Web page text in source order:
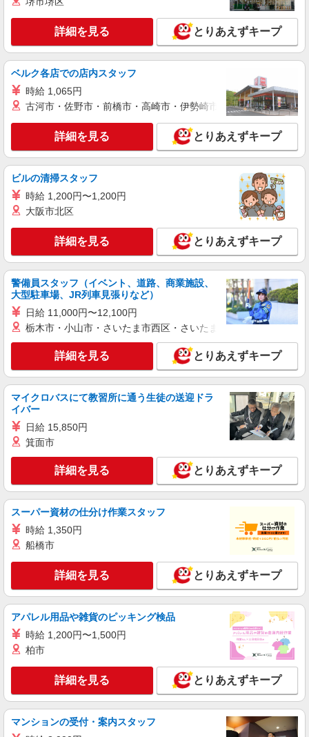
ィブ支給(規定有) ゜・。○。・゜+゜・。○。・゜
+゜
株式会社シエロ
人気機種に詳しくなれる携帯販売【docomo】
時給1400円〜1500円（経験・能力による） ※
残業代支給 ★交通費別途支給（規定あり） ゜
+゜・。○。・゜+゜・。○。・゜+゜ 入社祝い金10
ィブ支給(規定有) ★月2回払い・週払い可能（規程
有）★ ゜・。○。・゜+゜・。○。・゜+゜
熊本県熊本市中央区
キープ 詳細を見る
紹介予定派遣
株式会社シエロ
【楽天モバイル】の携帯販売スタッフ
時給1400円〜 ※残業代支給 ★交通費別途支給
+゜ 入社祝い金10万円支給(規定有) お友達を紹介
頂くと, インセンティブ支給(規定有) ★月2回払
い・週払い可能（規程有）★ ゜・。○。・゜
+゜・。○。・゜+゜
熊本県熊本市中央区の楽天モバイルショップ
キープ 詳細を見る
紹介予定派遣
株式会社シエロ
【ドコモ】の店舗スタッフ
時給1400円〜 ※残業代支給 ★交通費別途支給
（規定あり） ゜+゜・。○。・゜+゜・。○。・゜
+゜ 入社祝い金10万円支給(規定有) お友達を紹介
頂くと, インセンティブ支給(規定有) ★月2回払
い・週払い可能（規程有）★ ゜・。○。・゜
熊本県熊本市中央区のdocomoショップ
詳細を見る
派遣社員
株式会社シエロ
【ドコモ】の店舗スタッフ
時給1400円〜 ※残業代支給 ★交通費別途支給
（規定あり） ゜+゜・。○。・゜+゜・。○。・゜
頂くと, インセンティブ支給(規定有) ★月2回払
い・週払い可能（規程有）★ ゜・。○。・゜
熊本県熊本市中央区のdocomoショップ
紹介予定派遣
株式会社シエロ
携帯販売スタッフ【au】
月給259200円〜300000円（経験・能力によ
る） ※残業手当別途支給 ※研修期間6か月・時給
1500円〜 ★交通費別途支給（規定あり） ゜
+゜・。○。・゜+゜・。○。・゜+゜ 入社祝い金10
万円支給(規定有) お友達を紹介頂くと, インセンテ
ィブ支給(規定有) ゜・。○。・゜+゜・。○。・゜
+゜
熊本県熊本市中央区の家電量販店
キープ 詳細を見る
紹介予定派遣
詳細を見る とりあえずキープ
ベルク各店での店内スタッフ
時給 1,065円
古河市・佐野市・前橋市・高崎市・伊勢崎市・太田市・館林市
詳細を見る とりあえずキープ
ビルの清掃スタッフ
時給 1,200円〜1,200円
大阪市北区
詳細を見る とりあえずキープ
警備員スタッフ（イベント、道路、商業施設、
大型駐車場、JR列車見張りなど）
日給 11,000円〜12,100円
栃木市・小山市・さいたま市西区・さいたま市岩槻区・久喜市・
詳細を見る とりあえずキープ
マイクロバスにて教習所に通う生徒の送迎ドラ
イバー
日給 15,850円
箕面市
詳細を見る とりあえずキープ
スーパー資材の仕分け作業スタッフ
時給 1,350円
船橋市
詳細を見る とりあえずキープ
アパレル用品や雑貨のピッキング検品
時給 1,200円〜1,500円
柏市
詳細を見る とりあえずキープ
マンションの受付・案内スタッフ